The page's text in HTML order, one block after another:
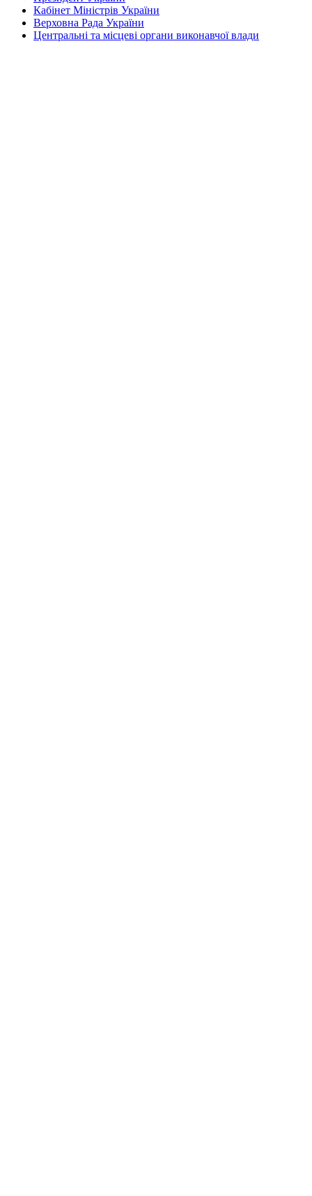
Кабінет Міністрів України
Верховна Рада України
Центральні та місцеві органи виконавчої влади